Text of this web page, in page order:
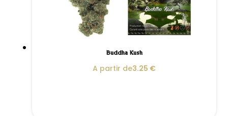
Buddha Kush
A partir de3.25 €